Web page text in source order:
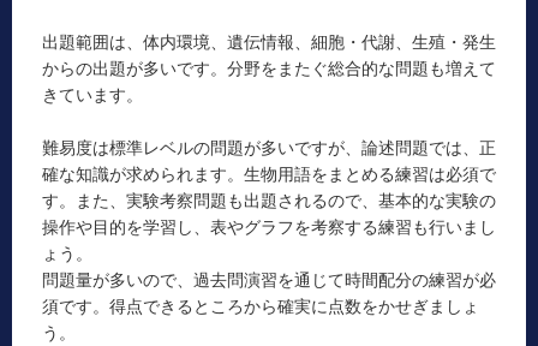
出題範囲は、体内環境、遺伝情報、細胞・代謝、生殖・発生
からの出題が多いです。分野をまたぐ総合的な問題も増えて
きています。
難易度は標準レベルの問題が多いですが、論述問題では、正
確な知識が求められます。生物用語をまとめる練習は必須で
す。また、実験考察問題も出題されるので、基本的な実験の
操作や目的を学習し、表やグラフを考察する練習も行いまし
ょう。
問題量が多いので、過去問演習を通じて時間配分の練習が必
須です。得点できるところから確実に点数をかせぎましょ
う。